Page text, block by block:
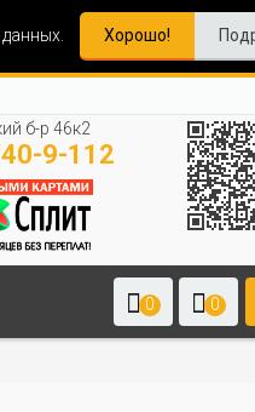
Хорошо!
б-р 46к2
9-112
0 0